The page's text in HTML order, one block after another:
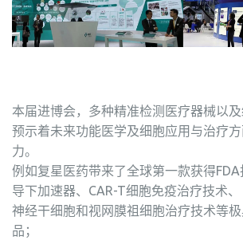
本届进博会，多种精准检测医疗器械以及
预示着未来功能医学及细胞应用与治疗
力。
例如复星医药带来了全球第一款获得FDA
导下加速器、CAR-T细胞免疫治疗技术、
神经干细胞和视网膜祖细胞治疗技术等
品；